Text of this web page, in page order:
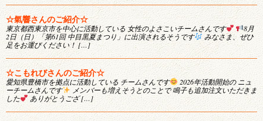
☆氣響さんのご紹介☆
東京都西東京市を中心に活動している 女性のよさこいチームさんです
8月
2日（日）「第61回 中目黒夏まつり」に出演されるそうです
みなさま、ぜひ
足をお運びください！ […]
☆こもれびさんのご紹介☆
愛知県豊橋市を拠点に活動している チームさんです
2026年活動開始の ニュ
ーチームさんです
メンバーも増えそうとのことで 鳴子も追加注文いただきま
した
ありがとうござ […]